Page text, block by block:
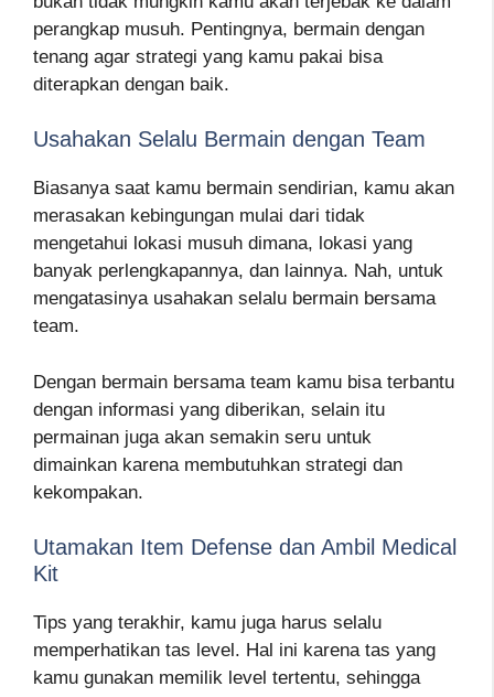
perangkap musuh. Pentingnya, bermain dengan
tenang agar strategi yang kamu pakai bisa
diterapkan dengan baik.
Usahakan Selalu Bermain dengan Team
Biasanya saat kamu bermain sendirian, kamu akan
merasakan kebingungan mulai dari tidak
mengetahui lokasi musuh dimana, lokasi yang
banyak perlengkapannya, dan lainnya. Nah, untuk
mengatasinya usahakan selalu bermain bersama
team.
Dengan bermain bersama team kamu bisa terbantu
dengan informasi yang diberikan, selain itu
permainan juga akan semakin seru untuk
dimainkan karena membutuhkan strategi dan
kekompakan.
Utamakan Item Defense dan Ambil Medical
Kit
Tips yang terakhir, kamu juga harus selalu
memperhatikan tas level. Hal ini karena tas yang
kamu gunakan memilik level tertentu, sehingga